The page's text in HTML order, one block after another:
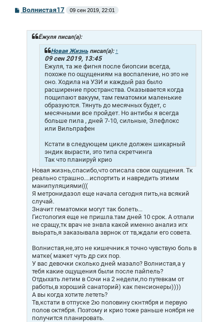
СВолнистая17 09 сен 2019, 22:01
Ёжуля писал(а):
Новая Жизнь писал(а): ↑
09 сен 2019, 13:45
Ежуля, та же фигня после биопсии всегда,
похоже по ощущениям на воспаление, но это не
оно. Ходила на УЗИ и каждый раз было
расширение пространства. Оказывается когда
пощипают вакуум, там гематомки маленькие
образуются. Тянуть до месячных будет, с
месячными все пройдет. Но антибы я всегда
больше пила , дней 7-10, сильные, Элефлокс
или Вильпрафен
Кстати в следующем цикле должен шикарный
эндик вырасти, это типа скретчинга
Так что планируй крио
Новая жизнь,спасибо,что описала свои ощущения. Тк
реально страшно....испортить и навредить этимм
манипуляциями(((
Я метронидазол еще начала сегодня пить,на всякий
случай.
Значит гематомки могут так болеть...
Гистология еще не пришла.там дней 10 срок. А отлали
не сращу,тк врач не знвла какой именно анализ игх
выьрать,я заказывала зврнок от тв,ждали его совета.
Волнистая,не,это не кишечник.я точно чувствую боль в
матке( мажет чуть др сих пор.
У вас девочки сколько дней мазало? Волнистая,а у
тебя какие ощущения были после пайпель?
Отдыхать летим в Сочи на 2 недели,по путевкам от
работы,в хороший санаторий) как пенсионеры))))
А вы когда хотите лететь?
Тв,кстати в отпуске 2ю половину скнтября и первую
полов октября. Поэтому и крио тоже раньше ноября не
получится планировать.